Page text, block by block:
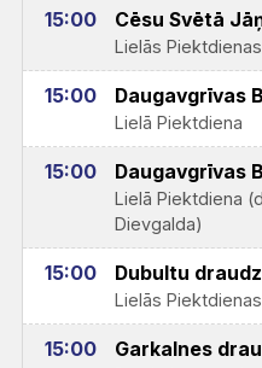
15:00 Cēsu Svētā
Lielās
15:00 Daugavgrīvas
Lielā Piektdiena
15:00 Daugavgrīvas
Lielā Piektdiena
Dievgalda)
15:00 Dubultu
Lielās
15:00 Garkalnes